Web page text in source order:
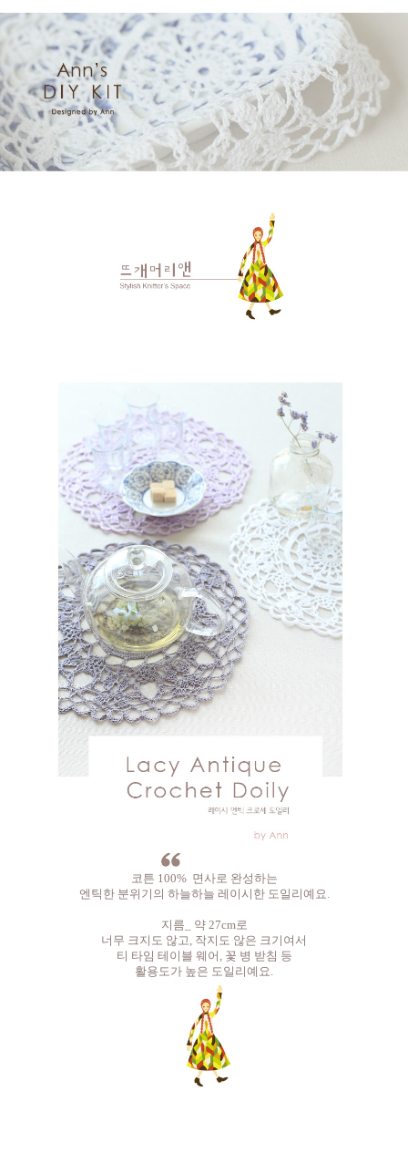
코튼 100% 면사로 완성하는
엔틱한 분위기의 하늘하늘 레이시한 도일리예요.
지름_ 약 27cm로
너무 크지도 않고, 작지도 않은 크기여서
티 타임 테이블 웨어, 꽃 병 받침 등
활용도가 높은 도일리예요.